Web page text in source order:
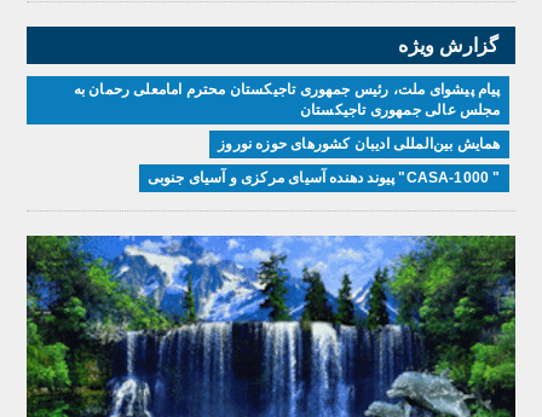
گزارش ویژه
پیام پیشوای ملت، رئیس جمهوری تاجیکستان محترم امامعلی رحمان به
مجلس عالی جمهوری تاجیکستان
همایش بین‌المللی ادیبان کشور‌های حوزه نوروز
" CASA-1000" پیوند دهنده آسیای مرکزی و آسیای جنوبی